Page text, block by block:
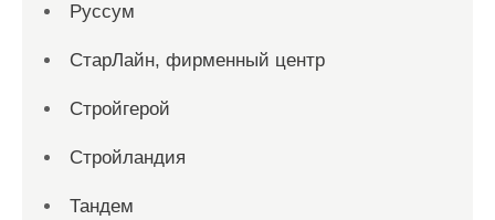
Руссум
СтарЛайн, фирменный центр
Стройгерой
Стройландия
Тандем